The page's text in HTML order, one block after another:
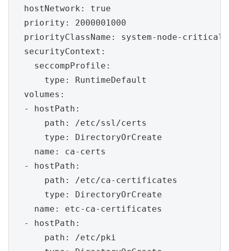
  hostNetwork: true
  priority: 2000001000
  priorityClassName: system-node-critical
  securityContext:
    seccompProfile:
      type: RuntimeDefault
  volumes:
  - hostPath:
      path: /etc/ssl/certs
      type: DirectoryOrCreate
    name: ca-certs
  - hostPath:
      path: /etc/ca-certificates
      type: DirectoryOrCreate
    name: etc-ca-certificates
  - hostPath:
      path: /etc/pki